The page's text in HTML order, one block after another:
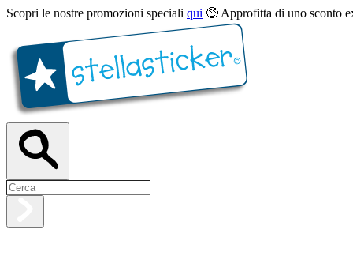
Scopri le nostre promozioni speciali qui 🤑 Approfitta di uno sconto